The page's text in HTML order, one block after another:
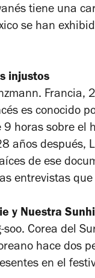
tiene una
se han
injustos
Francia,
es conocido
9 horas sobre el
años después,
de ese
entrevistas
y Nuestra Sunhi
soo. Corea del
hace dos
en el